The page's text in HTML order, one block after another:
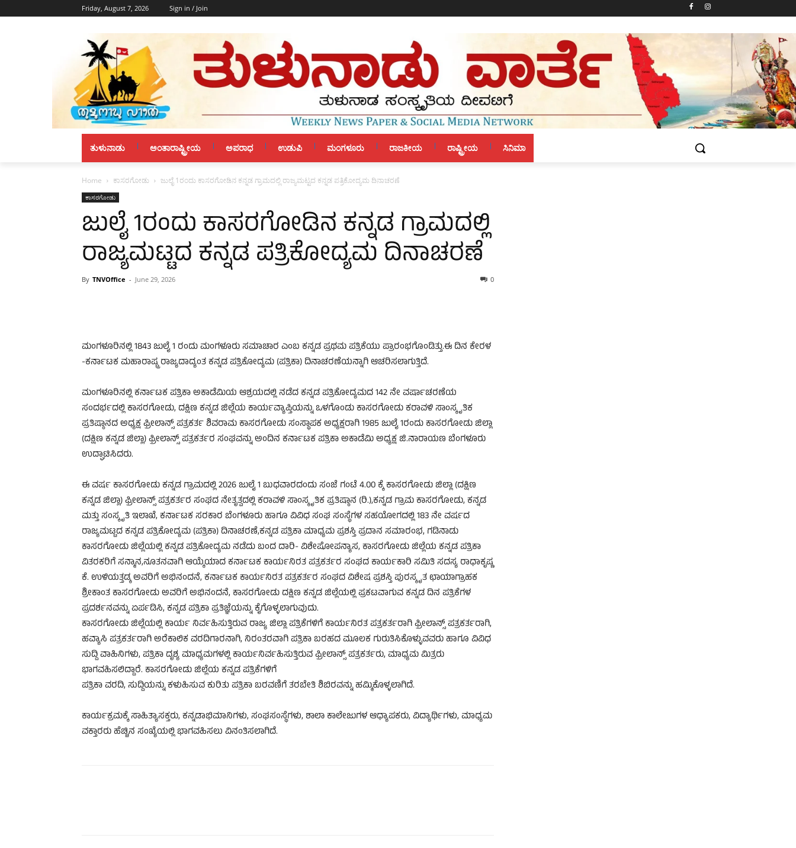
Friday, August 7, 2026 Sign in / Join
ತುಳುನಾಡು ಅಂತಾರಾಷ್ಟ್ರೀಯ ಅಪರಾಧ ಉಡುಪಿ ಮಂಗಳೂರು ರಾಜಕೀಯ ರಾಷ್ಟ್ರೀಯ ಸಿನಿಮಾ
Home ಕಾಸರಗೋಡು ಜುಲೈ 1ರಂದು ಕಾಸರಗೋಡಿನ ಕನ್ನಡ ಗ್ರಾಮದಲ್ಲಿ ರಾಜ್ಯಮಟ್ಟದ ಕನ್ನಡ ಪತ್ರಿಕೋದ್ಯಮ ದಿನಾಚರಣೆ
ಕಾಸರಗೋಡು
ಜುಲೈ 1ರಂದು ಕಾಸರಗೋಡಿನ ಕನ್ನಡ ಗ್ರಾಮದಲ್ಲಿ
ರಾಜ್ಯಮಟ್ಟದ ಕನ್ನಡ ಪತ್ರಿಕೋದ್ಯಮ ದಿನಾಚರಣೆ
By TNVOffice - June 29, 2026 0
ಮಂಗಳೂರಿನಲ್ಲಿ 1843 ಜುಲೈ 1 ರಂದು ಮಂಗಳೂರು ಸಮಾಚಾರ ಎಂಬ ಕನ್ನಡ ಪ್ರಥಮ ಪತ್ರಿಕೆಯು ಪ್ರಾರಂಭಗೊಂಡಿತ್ತು.ಈ ದಿನ ಕೇರಳ
-ಕರ್ನಾಟಕ ಮಹಾರಾಷ್ಟ್ರ ರಾಜ್ಯದಾದ್ಯಂತ ಕನ್ನಡ ಪತ್ರಿಕೋದ್ಯಮ (ಪತ್ರಿಕಾ) ದಿನಾಚರಣೆಯನ್ನಾಗಿ ಆಚರಿಸಲಾಗುತ್ತಿದೆ.
ಮಂಗಳೂರಿನಲ್ಲಿ ಕರ್ನಾಟಕ ಪತ್ರಿಕಾ ಅಕಾಡೆಮಿಯ ಆಶ್ರಯದಲ್ಲಿ ನಡೆದ ಕನ್ನಡ ಪತ್ರಿಕೋದ್ಯಮದ 142 ನೇ ವರ್ಷಾಚರಣೆಯ
ಸಂದರ್ಭದಲ್ಲಿ ಕಾಸರಗೋಡು, ದಕ್ಷಿಣ ಕನ್ನಡ ಜಿಲ್ಲೆಯ ಕಾರ್ಯವ್ಯಾಪ್ತಿಯನ್ನು ಒಳಗೊಂಡು ಕಾಸರಗೋಡು ಕರಾವಳಿ ಸಾಂಸ್ಕೃತಿಕ
ಪ್ರತಿಷ್ಠಾನದ ಅಧ್ಯಕ್ಷ ಫ್ರೀಲಾನ್ಸ್ ಪತ್ರಕರ್ತ ಶಿವರಾಮ ಕಾಸರಗೋಡು ಸಂಸ್ಥಾಪಕ ಅಧ್ಯಕ್ಷರಾಗಿ 1985 ಜುಲೈ 1ರಂದು ಕಾಸರಗೋಡು ಜಿಲ್ಲಾ
(ದಕ್ಷಿಣ ಕನ್ನಡ ಜಿಲ್ಲಾ) ಫ್ರೀಲಾನ್ಸ್ ಪತ್ರಕರ್ತರ ಸಂಘವನ್ನು ಅಂದಿನ ಕರ್ನಾಟಕ ಪತ್ರಿಕಾ ಅಕಾಡೆಮಿ ಅಧ್ಯಕ್ಷ ಜಿ.ನಾರಾಯಣ ಬೆಂಗಳೂರು
ಉದ್ಘಾಟಿಸಿದರು.
ಈ ವರ್ಷ ಕಾಸರಗೋಡು ಕನ್ನಡ ಗ್ರಾಮದಲ್ಲಿ 2026 ಜುಲೈ 1 ಬುಧವಾರದಂದು ಸಂಜೆ ಗಂಟೆ 4.00 ಕ್ಕೆ ಕಾಸರಗೋಡು ಜಿಲ್ಲಾ (ದಕ್ಷಿಣ
ಕನ್ನಡ ಜಿಲ್ಲಾ) ಫ್ರೀಲಾನ್ಸ್ ಪತ್ರಕರ್ತರ ಸಂಘದ ನೇತೃತ್ವದಲ್ಲಿ ಕರಾವಳಿ ಸಾಂಸ್ಕೃತಿಕ ಪ್ರತಿಷ್ಠಾನ (ರಿ.),ಕನ್ನಡ ಗ್ರಾಮ ಕಾಸರಗೋಡು, ಕನ್ನಡ
ಮತ್ತು ಸಂಸ್ಕೃತಿ ಇಲಾಖೆ, ಕರ್ನಾಟಕ ಸರಕಾರ ಬೆಂಗಳೂರು ಹಾಗೂ ವಿವಿಧ ಸಂಘ ಸಂಸ್ಥೆಗಳ ಸಹಯೋಗದಲ್ಲಿ 183 ನೇ ವರ್ಷದ
ರಾಜ್ಯಮಟ್ಟದ ಕನ್ನಡ ಪತ್ರಿಕೋದ್ಯಮ (ಪತ್ರಿಕಾ) ದಿನಾಚರಣೆ,ಕನ್ನಡ ಪತ್ರಿಕಾ ಮಾಧ್ಯಮ ಪ್ರಶಸ್ತಿ ಪ್ರದಾನ ಸಮಾರಂಭ, ಗಡಿನಾಡು
ಕಾಸರಗೋಡು ಜಿಲ್ಲೆಯಲ್ಲಿ ಕನ್ನಡ ಪತ್ರಿಕೋದ್ಯಮ ನಡೆದು ಬಂದ ದಾರಿ- ವಿಶೇಷೋಪನ್ಯಾಸ, ಕಾಸರಗೋಡು ಜಿಲ್ಲೆಯ ಕನ್ನಡ ಪತ್ರಿಕಾ
ವಿತರಕರಿಗೆ ಸನ್ಮಾನ,ನೂತನವಾಗಿ ಆಯ್ಕೆಯಾದ ಕರ್ನಾಟಕ ಕಾರ್ಯನಿರತ ಪತ್ರಕರ್ತರ ಸಂಘದ ಕಾರ್ಯಕಾರಿ ಸಮಿತಿ ಸದಸ್ಯ ರಾಧಾಕೃಷ್ಣ
ಕೆ. ಉಳಿಯತ್ತಡ್ಕ ಅವರಿಗೆ ಅಭಿನಂದನೆ, ಕರ್ನಾಟಕ ಕಾರ್ಯನಿರತ ಪತ್ರಕರ್ತರ ಸಂಘದ ವಿಶೇಷ ಪ್ರಶಸ್ತಿ ಪುರಸ್ಕೃತ ಛಾಯಾಗ್ರಾಹಕ
ಶ್ರೀಕಾಂತ ಕಾಸರಗೋಡು ಅವರಿಗೆ ಅಭಿನಂದನೆ, ಕಾಸರಗೋಡು ದಕ್ಷಿಣ ಕನ್ನಡ ಜಿಲ್ಲೆಯಲ್ಲಿ ಪ್ರಕಟವಾಗುವ ಕನ್ನಡ ದಿನ ಪತ್ರಿಕೆಗಳ
ಪ್ರದರ್ಶನವನ್ನು ಏರ್ಪಡಿಸಿ, ಕನ್ನಡ ಪತ್ರಿಕಾ ಪ್ರತಿಜ್ಞೆಯನ್ನು ಕೈಗೊಳ್ಳಲಾಗುವುದು.
ಕಾಸರಗೋಡು ಜಿಲ್ಲೆಯಲ್ಲಿ ಕಾರ್ಯ ನಿರ್ವಹಿಸುತ್ತಿರುವ ರಾಜ್ಯ ಜಿಲ್ಲಾ ಪತ್ರಿಕೆಗಳಿಗೆ ಕಾರ್ಯನಿರತ ಪತ್ರಕರ್ತರಾಗಿ ಫ್ರೀಲಾನ್ಸ್ ಪತ್ರಕರ್ತರಾಗಿ,
ಹವ್ಯಾಸಿ ಪತ್ರಕರ್ತರಾಗಿ ಅರೆಕಾಲಿಕ ವರದಿಗಾರನಾಗಿ, ನಿರಂತರವಾಗಿ ಪತ್ರಿಕಾ ಬರಹದ ಮೂಲಕ ಗುರುತಿಸಿಕೊಳ್ಳುವವರು ಹಾಗೂ ವಿವಿಧ
ಸುದ್ದಿ ವಾಹಿನಿಗಳು, ಪತ್ರಿಕಾ ದೃಶ್ಯ ಮಾಧ್ಯಮಗಳಲ್ಲಿ ಕಾರ್ಯನಿರ್ವಹಿಸುತ್ತಿರುವ ಫ್ರೀಲಾನ್ಸ್ ಪತ್ರಕರ್ತರು, ಮಾಧ್ಯಮ ಮಿತ್ರರು
ಭಾಗವಹಿಸಲಿದ್ದಾರೆ. ಕಾಸರಗೋಡು ಜಿಲ್ಲೆಯ ಕನ್ನಡ ಪತ್ರಿಕೆಗಳಿಗೆ
ಪತ್ರಿಕಾ ವರದಿ, ಸುದ್ದಿಯನ್ನು ಕಳುಹಿಸುವ ಕುರಿತು ಪತ್ರಿಕಾ ಬರವಣಿಗೆ ತರಬೇತಿ ಶಿಬಿರವನ್ನು ಹಮ್ಮಿಕೊಳ್ಳಲಾಗಿದೆ.
ಕಾರ್ಯಕ್ರಮಕ್ಕೆ ಸಾಹಿತ್ಯಾಸಕ್ತರು, ಕನ್ನಡಾಭಿಮಾನಿಗಳು, ಸಂಘಸಂಸ್ಥೆಗಳು, ಶಾಲಾ ಕಾಲೇಜುಗಳ ಆಧ್ಯಾಪಕರು, ವಿದ್ಯಾರ್ಥಿಗಳು, ಮಾಧ್ಯಮ
ವಕ್ತಾರರು ಹೆಚ್ಚಿನ ಸಂಖ್ಯೆಯಲ್ಲಿ ಭಾಗವಹಿಸಲು ವಿನಂತಿಸಲಾಗಿದೆ.